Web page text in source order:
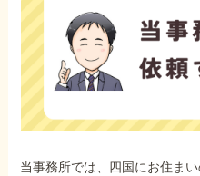
当事務所では、四国にお住ま